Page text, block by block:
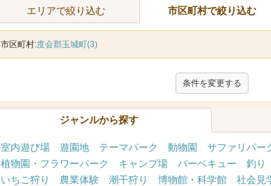
エリアで絞り込む 市区町村で絞り込む
市区町村:度会郡玉城町(3)
条件を変更する
ジャンルから探す
室内遊び場 遊園地 テーマパーク 動物園 サファリパー
植物園・フラワーパーク
キャンプ場 バーベキュー 釣り
いちご狩り
農業体験 潮干狩り 博物館・科学館 社会見